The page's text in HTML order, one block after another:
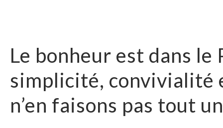
Le bonheur est dans le
simplicité, convivialité
n’en faisons pas tout